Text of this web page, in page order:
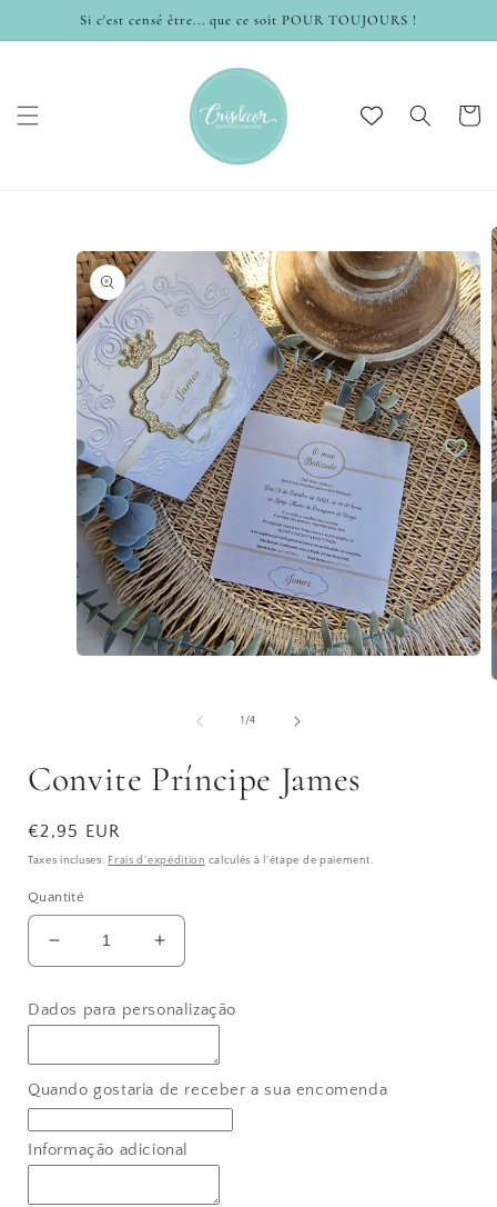
passer
au
Si c'est censé être... que ce soit POUR TOUJOURS !
Panier
produits
modale
1/de
4
Convite Príncipe James
Prix
habituel
€2,95 EUR
Taxes incluses. Frais d'expédition calculés à l'étape de paiement.
Quantité
Réduire
la
de
Príncipe
James
Augmenter
la
de
Príncipe
James
Dados para personalização
Quando gostaria de receber a sua encomenda
Informação adicional